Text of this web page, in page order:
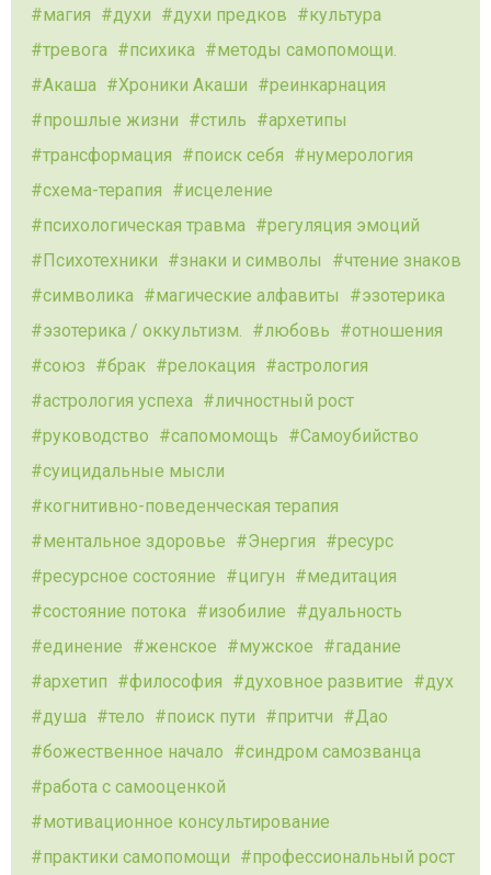
магия духи духи предков
культура
тревога
психика
методы самопомощи.
Акаша
Хроники Акаши
реинкарнация
прошлые жизни
стиль
архетипы
трансформация
поиск себя
нумерология
схема-терапия
исцеление
психологическая травма
регуляция эмоций
Психотехники
знаки и символы
чтение знаков
символика
магические алфавиты
эзотерика
эзотерика / оккультизм.
любовь
отношения
союз
брак релокация
астрология
астрология успеха
личностный рост
руководство
сапомомощь
Самоубийство
суицидальные мысли
когнитивно-поведенческая терапия
ментальное здоровье
Энергия
ресурс
ресурсное состояние
цигун
медитация
состояние потока
изобилие
дуальность
единение
женское мужское
гадание
архетип
философия духовное развитие
дух
душа
тело поиск пути притчи
Дао
божественное начало
синдром самозванца
работа с самооценкой
мотивационное консультирование
практики самопомощи
профессиональный рост